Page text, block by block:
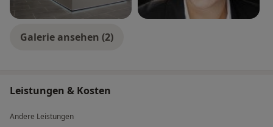
Galerie ansehen (2)
Leistungen & Kosten
Andere Leistungen